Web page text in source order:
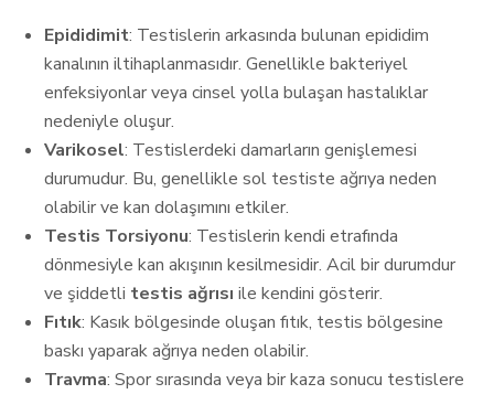
Epididimit: Testislerin arkasında bulunan epididim
kanalının iltihaplanmasıdır. Genellikle bakteriyel
enfeksiyonlar veya cinsel yolla bulaşan hastalıklar
nedeniyle oluşur.
Varikosel: Testislerdeki damarların genişlemesi
durumudur. Bu, genellikle sol testiste ağrıya neden
olabilir ve kan dolaşımını etkiler.
Testis Torsiyonu: Testislerin kendi etrafında
dönmesiyle kan akışının kesilmesidir. Acil bir durumdur
ve şiddetli testis ağrısı ile kendini gösterir.
Fıtık: Kasık bölgesinde oluşan fıtık, testis bölgesine
baskı yaparak ağrıya neden olabilir.
Travma: Spor sırasında veya bir kaza sonucu testislere